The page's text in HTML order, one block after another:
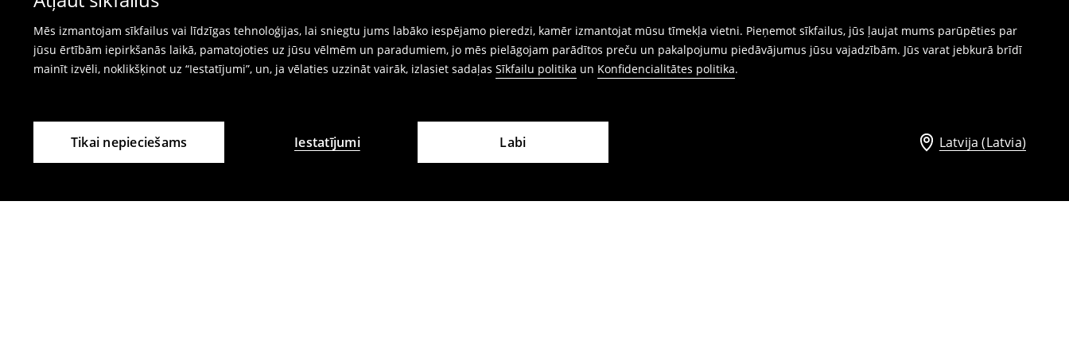
Mēs izmantojam sīkfailus vai līdzīgas tehnoloģijas, lai sniegtu jums labāko iespējamo pieredzi, kamēr izmantojat mūsu tīmekļa vietni. Pieņemot sīkfailus, jūs ļaujat mums parūpēties par
jūsu ērtībām iepirkšanās laikā, pamatojoties uz jūsu vēlmēm un paradumiem, jo mēs pielāgojam parādītos preču un pakalpojumu piedāvājumus jūsu vajadzībām. Jūs varat jebkurā brīdī
mainīt izvēli, noklikšķinot uz “Iestatījumi”, un, ja vēlaties uzzināt vairāk, izlasiet sadaļas Sīkfailu politika un Konfidencialitātes politika.
Tikai nepieciešams Iestatījumi Labi Latvija (Latvia)